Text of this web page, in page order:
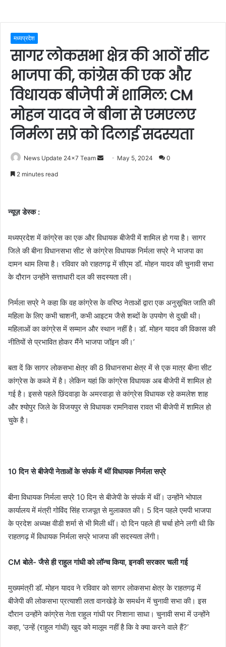
मध्यप्रदेश
सागर लोकसभा क्षेत्र की आठों सीट
भाजपा की, कांग्रेस की एक और
विधायक बीजेपी में शामिल: CM
मोहन यादव ने बीना से एमएलए
निर्मला सप्रे को दिलाई सदस्यता
News Update 24x7 Team
Send May 5, 2024 0
2 minutes read
न्यूज़ डेस्क :
मध्यप्रदेश में कांग्रेस का एक और विधायक बीजेपी में शामिल हो गया है। सागर
जिले की बीना विधानसभा सीट से कांग्रेस विधायक निर्मला सप्रे ने भाजपा का
दामन थाम लिया है। रविवार को राहतगढ़ में सीएम डॉ. मोहन यादव की चुनावी सभा
के दौरान उन्होंने सत्ताधारी दल की सदस्यता ली।
निर्मला सप्रे ने कहा कि वह कांग्रेस के वरिष्ठ नेताओं द्वारा एक अनुसूचित जाति की
महिला के लिए कभी चाशनी, कभी आइटम जैसे शब्दों के उपयोग से दुखी थी।
महिलाओं का कांग्रेस में सम्मान और स्थान नहीं है। डॉ. मोहन यादव की विकास की
नीतियों से प्रभावित होकर मैंने भाजपा जॉइन की।’
बता दें कि सागर लोकसभा क्षेत्र की 8 विधानसभा क्षेत्र में से एक मात्र बीना सीट
कांग्रेस के कब्जे में है। लेकिन यहां कि कांग्रेस विधायक अब बीजेपी में शामिल हो
गई है। इससे पहले छिंदवाड़ा के अमरवाड़ा से कांग्रेस विधायक रहे कमलेश शाह
और श्योपुर जिले के विजयपुर से विधायक रामनिवास रावत भी बीजेपी में शामिल हो
चुके है।
10 दिन से बीजेपी नेताओं के संपर्क में थीं विधायक निर्मला सप्रे
बीना विधायक निर्मला सप्रे 10 दिन से बीजेपी के संपर्क में थीं। उन्होंने भोपाल
कार्यालय में मंत्री गोविंद सिंह राजपूत से मुलाकात की। 5 दिन पहले एमपी भाजपा
के प्रदेश अध्यक्ष वीडी शर्मा से भी मिली थीं। दो दिन पहले ही चर्चा होने लगी थी कि
राहतगढ़ में विधायक निर्मला सप्रे भाजपा की सदस्यता लेंगी।
CM बोले- जैसे ही राहुल गांधी को लॉन्च किया, इनकी सरकार चली गई
मुख्यमंत्री डॉ. मोहन यादव ने रविवार को सागर लोकसभा क्षेत्र के राहतगढ़ में
बीजेपी की लोकसभा प्रत्याशी लता वानखेड़े के समर्थन में चुनावी सभा की। इस
दौरान उन्होंने कांग्रेस नेता राहुल गांधी पर निशाना साधा। चुनावी सभा में उन्होंने
कहा, ‘उन्हें (राहुल गांधी) खुद को मालूम नहीं है कि वे क्या करने वाले हैं?’